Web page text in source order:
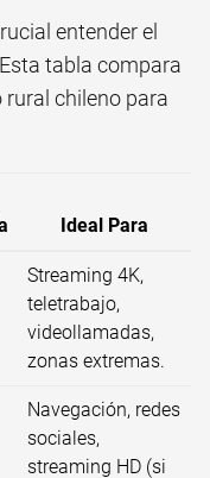
entender el
tabla compara
chileno para
Ideal Para
Streaming 4K,
teletrabajo,
videollamadas,
zonas extremas.
Navegación, redes
sociales,
streaming HD (si